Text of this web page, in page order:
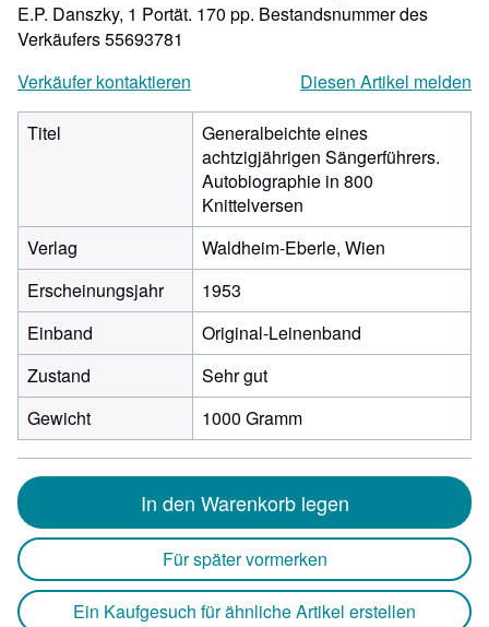
E.P. Danszky, 1 Portät. 170 pp. Bestandsnummer des
Verkäufers 55693781
Verkäufer kontaktieren
Diesen Artikel melden
Titel
Generalbeichte eines
achtzigjährigen Sängerführers.
Autobiographie in 800
Knittelversen
Verlag
Waldheim-Eberle, Wien
Erscheinungsjahr
1953
Einband
Original-Leinenband
Zustand
Sehr gut
Gewicht
1000 Gramm
In den Warenkorb legen
Für später vormerken
Ein Kaufgesuch für ähnliche Artikel erstellen